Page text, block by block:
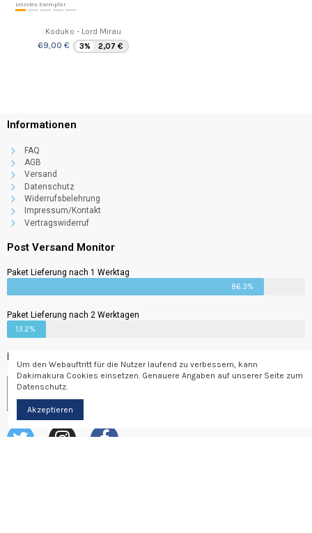
Letzetes Exemplar
Koduko - Lord Mirau
69,00 €
3% 2,07 €
Informationen
FAQ
AGB
Versand
Datenschutz
Widerrufsbelehrung
Impressum/Kontakt
Vertragswiderruf
Post Versand Monitor
Paket Lieferung nach 1 Werktag
86.3%
Paket Lieferung nach 2 Werktagen
13.2%
Newsletter
Um den Webauftritt für die Nutzer laufend zu verbessern, kann
Dakimakura Cookies einsetzen. Genauere Angaben auf unserer Seite zum
Datenschutz.
Akzeptieren